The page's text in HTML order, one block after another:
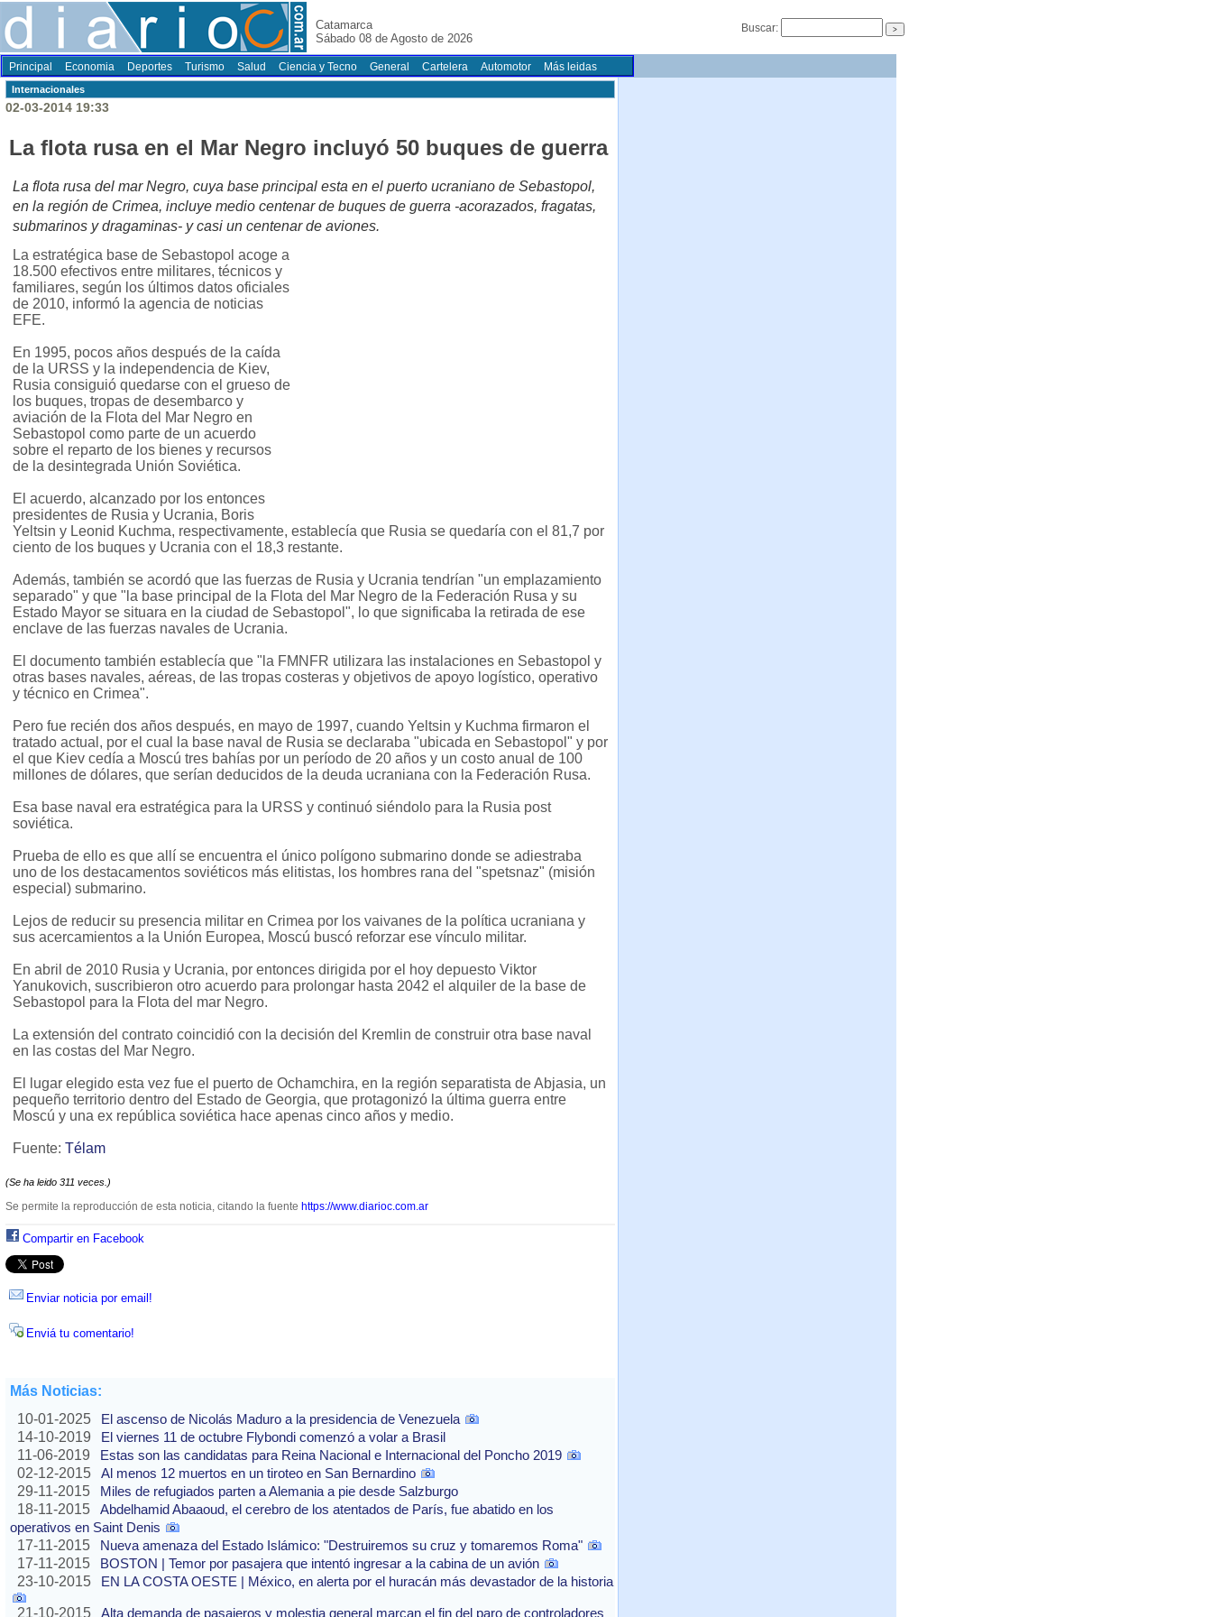
Catamarca
Sábado 08 de Agosto de 2026
Buscar:
Principal Economia Deportes Turismo Salud Ciencia y Tecno General Cartelera Automotor Más leidas
Internacionales
02-03-2014 19:33
La flota rusa en el Mar Negro incluyó 50 buques de guerra
La flota rusa del mar Negro, cuya base principal esta en el puerto ucraniano de Sebastopol,
en la región de Crimea, incluye medio centenar de buques de guerra -acorazados, fragatas,
submarinos y dragaminas- y casi un centenar de aviones.
La estratégica base de Sebastopol acoge a
18.500 efectivos entre militares, técnicos y
familiares, según los últimos datos oficiales
de 2010, informó la agencia de noticias
EFE.
En 1995, pocos años después de la caída
de la URSS y la independencia de Kiev,
Rusia consiguió quedarse con el grueso de
los buques, tropas de desembarco y
aviación de la Flota del Mar Negro en
Sebastopol como parte de un acuerdo
sobre el reparto de los bienes y recursos
de la desintegrada Unión Soviética.
El acuerdo, alcanzado por los entonces
presidentes de Rusia y Ucrania, Boris
Yeltsin y Leonid Kuchma, respectivamente, establecía que Rusia se quedaría con el 81,7 por
ciento de los buques y Ucrania con el 18,3 restante.
Además, también se acordó que las fuerzas de Rusia y Ucrania tendrían "un emplazamiento
separado" y que "la base principal de la Flota del Mar Negro de la Federación Rusa y su
Estado Mayor se situara en la ciudad de Sebastopol", lo que significaba la retirada de ese
enclave de las fuerzas navales de Ucrania.
El documento también establecía que "la FMNFR utilizara las instalaciones en Sebastopol y
otras bases navales, aéreas, de las tropas costeras y objetivos de apoyo logístico, operativo
y técnico en Crimea".
Pero fue recién dos años después, en mayo de 1997, cuando Yeltsin y Kuchma firmaron el
tratado actual, por el cual la base naval de Rusia se declaraba "ubicada en Sebastopol" y por
el que Kiev cedía a Moscú tres bahías por un período de 20 años y un costo anual de 100
millones de dólares, que serían deducidos de la deuda ucraniana con la Federación Rusa.
Esa base naval era estratégica para la URSS y continuó siéndolo para la Rusia post
soviética.
Prueba de ello es que allí se encuentra el único polígono submarino donde se adiestraba
uno de los destacamentos soviéticos más elitistas, los hombres rana del "spetsnaz" (misión
especial) submarino.
Lejos de reducir su presencia militar en Crimea por los vaivanes de la política ucraniana y
sus acercamientos a la Unión Europea, Moscú buscó reforzar ese vínculo militar.
En abril de 2010 Rusia y Ucrania, por entonces dirigida por el hoy depuesto Viktor
Yanukovich, suscribieron otro acuerdo para prolongar hasta 2042 el alquiler de la base de
Sebastopol para la Flota del mar Negro.
La extensión del contrato coincidió con la decisión del Kremlin de construir otra base naval
en las costas del Mar Negro.
El lugar elegido esta vez fue el puerto de Ochamchira, en la región separatista de Abjasia, un
pequeño territorio dentro del Estado de Georgia, que protagonizó la última guerra entre
Moscú y una ex república soviética hace apenas cinco años y medio.
Fuente: Télam
(Se ha leido 311 veces.)
Se permite la reproducción de esta noticia, citando la fuente https://www.diarioc.com.ar
Compartir en Facebook
Enviar noticia por email!
Enviá tu comentario!
Más Noticias:
10-01-2025
El ascenso de Nicolás Maduro a la presidencia de Venezuela
14-10-2019
El viernes 11 de octubre Flybondi comenzó a volar a Brasil
11-06-2019
Estas son las candidatas para Reina Nacional e Internacional del Poncho 2019
02-12-2015
Al menos 12 muertos en un tiroteo en San Bernardino
29-11-2015
Miles de refugiados parten a Alemania a pie desde Salzburgo
18-11-2015
Abdelhamid Abaaoud, el cerebro de los atentados de París, fue abatido en los
operativos en Saint Denis
17-11-2015
Nueva amenaza del Estado Islámico: "Destruiremos su cruz y tomaremos Roma"
17-11-2015
BOSTON | Temor por pasajera que intentó ingresar a la cabina de un avión
23-10-2015
EN LA COSTA OESTE | México, en alerta por el huracán más devastador de la historia
21-10-2015 Alta demanda de pasajeros y molestia general marcan el fin del paro de controladores